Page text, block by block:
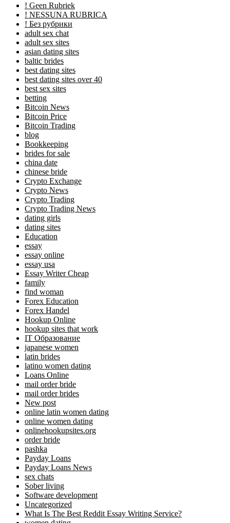
! Geen Rubriek
! NESSUNA RUBRICA
! Без рубрики
adult sex chat
adult sex sites
asian dating sites
baltic brides
best dating sites
best dating sites over 40
best sex sites
betting
Bitcoin News
Bitcoin Price
Bitcoin Trading
blog
Bookkeeping
brides for sale
china date
chinese bride
Crypto Exchange
Crypto News
Crypto Trading
Crypto Trading News
dating girls
dating sites
Education
essay
essay online
essay usa
Essay Writer Cheap
family
find woman
Forex Education
Forex Handel
Hookup Online
hookup sites that work
IT Образование
japanese women
latin brides
latino women dating
Loans Online
mail order bride
mail order brides
New post
online latin women dating
online women dating
onlinehookupsites.org
order bride
pashka
Payday Loans
Payday Loans News
sex chats
Sober living
Software development
Uncategorized
What Is The Best Reddit Essay Writing Service?